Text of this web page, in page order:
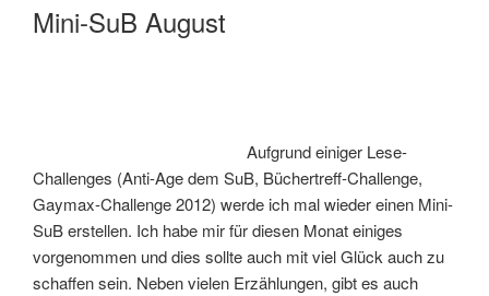
Mini-SuB August
Aufgrund einiger Lese-
Challenges (Anti-Age dem SuB, Büchertreff-Challenge,
Gaymax-Challenge 2012) werde ich mal wieder einen Mini-
SuB erstellen. Ich habe mir für diesen Monat einiges
vorgenommen und dies sollte auch mit viel Glück auch zu
schaffen sein. Neben vielen Erzählungen, gibt es auch